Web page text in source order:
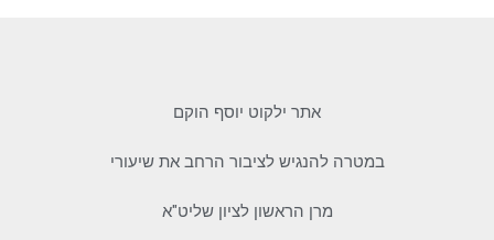
אתר ילקוט יוסף הוקם
במטרה להנגיש לציבור הרחב את שיעורי
מרן הראשון לציון שליט"א